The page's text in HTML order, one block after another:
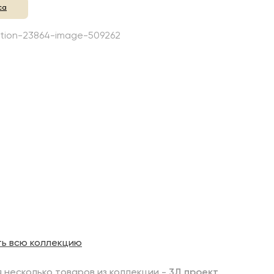
всю коллекцию